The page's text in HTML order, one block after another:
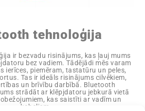
tehnoloģija
ir bezvadu risinājums, kas ļauj mums
bez vadiem. Tādējādi mēs varam
ierīces, piemēram, tastatūru un peles,
Tas ir ideāls risinājums cilvēkiem,
un brīvību darbībā. Bluetooth
strādāt ar klēpjdatoru jebkurā vietā
kas saistīti ar vadīm un
kabeļiem.